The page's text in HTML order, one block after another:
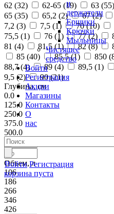
и
держатели
Ершики
Крючки
Мыльницы
Чистящее
средство
Войти
Регистрация
Акции
Магазины
Контакты
О
нас
Войти Регистрация
корзина пуста
62 (32) 62-65 (19) 63 (55)
65 (35) 65,2 (2) 67 (2)
7,2 (3) 7,5 (1) 70 (10)
75,5 (1) 76 (1) 77 (2)
81 (4) 81,5 (1) 82 (8)
85 (40) 85,5 (1) 850 (
88,7 (4) 89 (4) 89,5 (1)
9,5 (2) 90 (21)
Глубина, см
0.0
125.0
250.0
375.0
500.0
Объем, л
106
186
266
346
426